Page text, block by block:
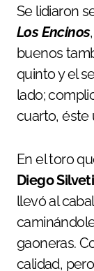
Se lidiaron
Los Encinos
buenos
quinto y el
lado;
cuarto, éste
En el toro
Diego Silveti
llevó al
gaoneras.
calidad,